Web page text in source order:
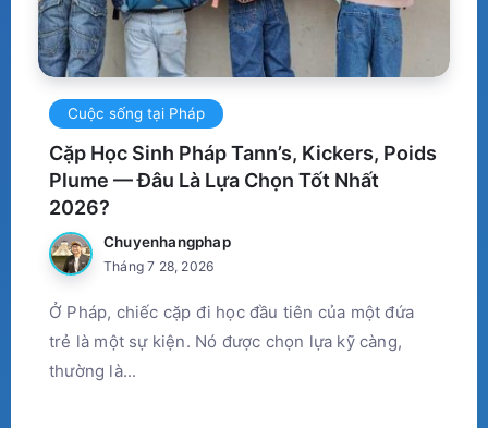
Cuộc sống tại Pháp
Cặp Học Sinh Pháp Tann’s, Kickers, Poids
Plume — Đâu Là Lựa Chọn Tốt Nhất
2026?
Chuyenhangphap
Tháng 7 28, 2026
Ở Pháp, chiếc cặp đi học đầu tiên của một đứa
trẻ là một sự kiện. Nó được chọn lựa kỹ càng,
thường là...